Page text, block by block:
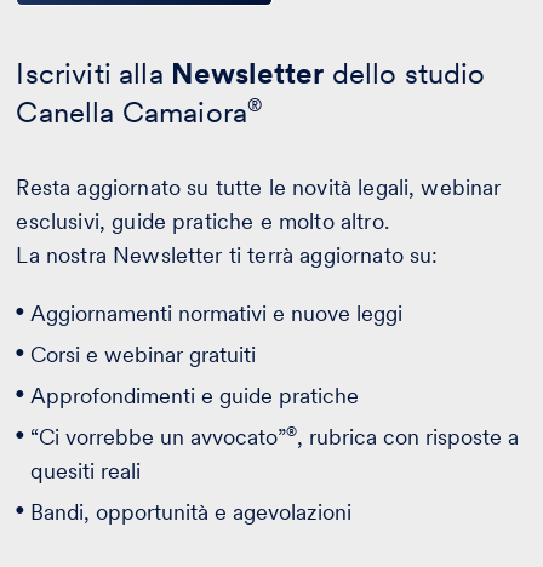
Iscriviti alla Newsletter dello studio
Canella Camaiora®
Resta aggiornato su tutte le novità legali, webinar
esclusivi, guide pratiche e molto altro.
La nostra Newsletter ti terrà aggiornato su:
Aggiornamenti normativi e nuove leggi
Corsi e webinar gratuiti
Approfondimenti e guide pratiche
“Ci vorrebbe un avvocato”®, rubrica con risposte a
quesiti reali
Bandi, opportunità e agevolazioni